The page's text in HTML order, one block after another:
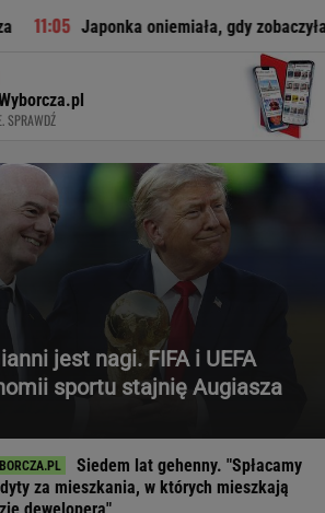
oniemiała, gdy zobaczyła to w
SPRAWDŹ
jest nagi. FIFA i UEFA
sportu stajnię Augiasza
Siedem lat gehenny. "Spłacamy
za mieszkania, w których mieszkają